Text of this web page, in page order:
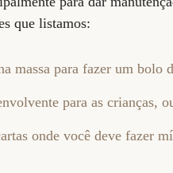
que listamos:
massa para fazer um bolo
para as crianças,
onde você deve fazer